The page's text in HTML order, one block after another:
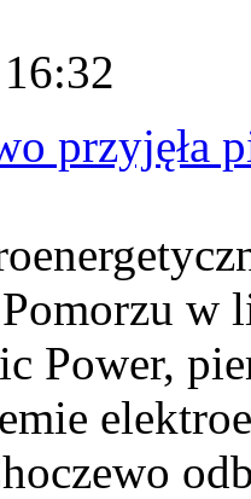
przyjęła
w
Power,